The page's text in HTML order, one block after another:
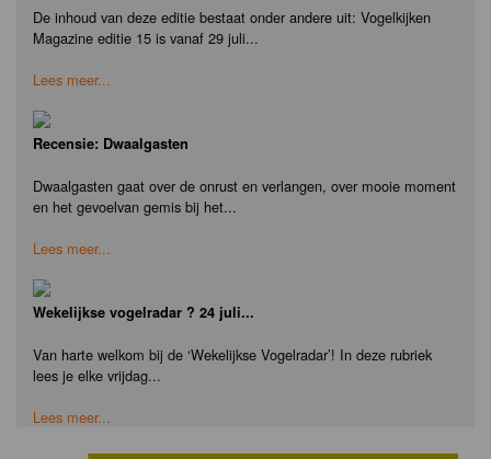
De inhoud van deze editie bestaat onder andere uit: Vogelkijken
Magazine editie 15 is vanaf 29 juli...
Lees meer...
Recensie: Dwaalgasten
Dwaalgasten gaat over de onrust en verlangen, over mooie moment
en het gevoelvan gemis bij het...
Lees meer...
Wekelijkse vogelradar ? 24 juli...
Van harte welkom bij de ‘Wekelijkse Vogelradar’! In deze rubriek
lees je elke vrijdag...
Lees meer...